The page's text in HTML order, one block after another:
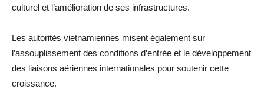
culturel et l’amélioration de ses infrastructures.
Les autorités vietnamiennes misent également sur
l’assouplissement des conditions d’entrée et le développement
des liaisons aériennes internationales pour soutenir cette
croissance.